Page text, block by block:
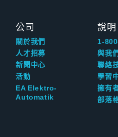
公司
關於我們
人才招募
新聞中心
活動
EA Elektro-
Automatik
說
1-
與我
聯絡
學習
擁有
部落